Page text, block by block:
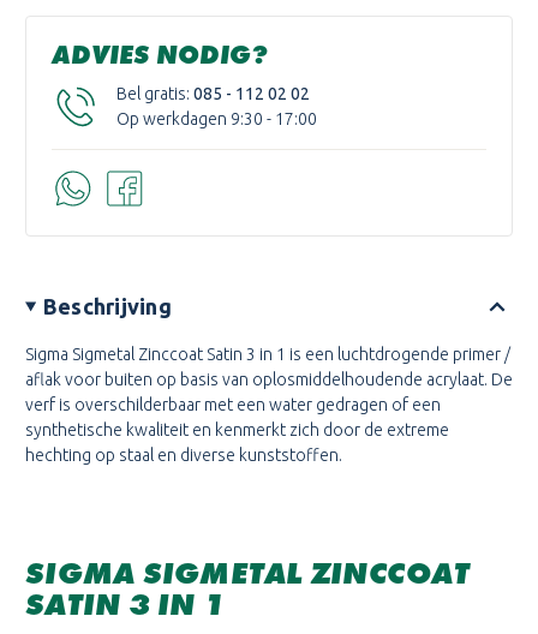
ADVIES NODIG?
Bel gratis: 085 - 112 02 02
Op werkdagen 9:30 - 17:00
Beschrijving
Sigma Sigmetal Zinccoat Satin 3 in 1 is een luchtdrogende primer /
aflak voor buiten op basis van oplosmiddelhoudende acrylaat. De
verf is overschilderbaar met een water gedragen of een
synthetische kwaliteit en kenmerkt zich door de extreme
hechting op staal en diverse kunststoffen.
SIGMA SIGMETAL ZINCCOAT
SATIN 3 IN 1